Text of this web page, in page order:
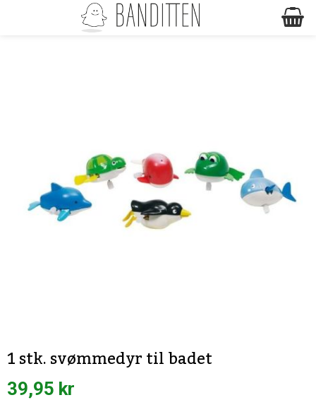
1 stk. svømmedyr til badet
39,95 kr